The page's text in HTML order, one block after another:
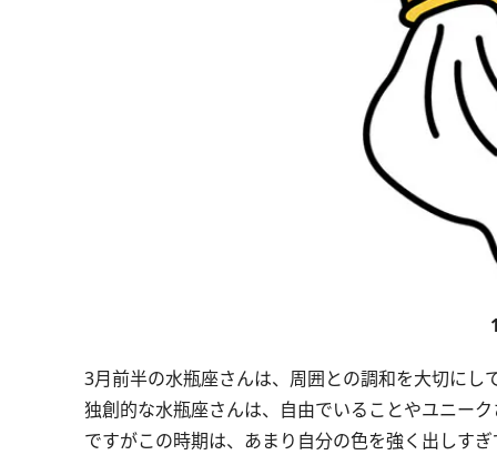
3月前半の水瓶座さんは、周囲との調和を大切にし
独創的な水瓶座さんは、自由でいることやユニー
ですがこの時期は、あまり自分の色を強く出しす